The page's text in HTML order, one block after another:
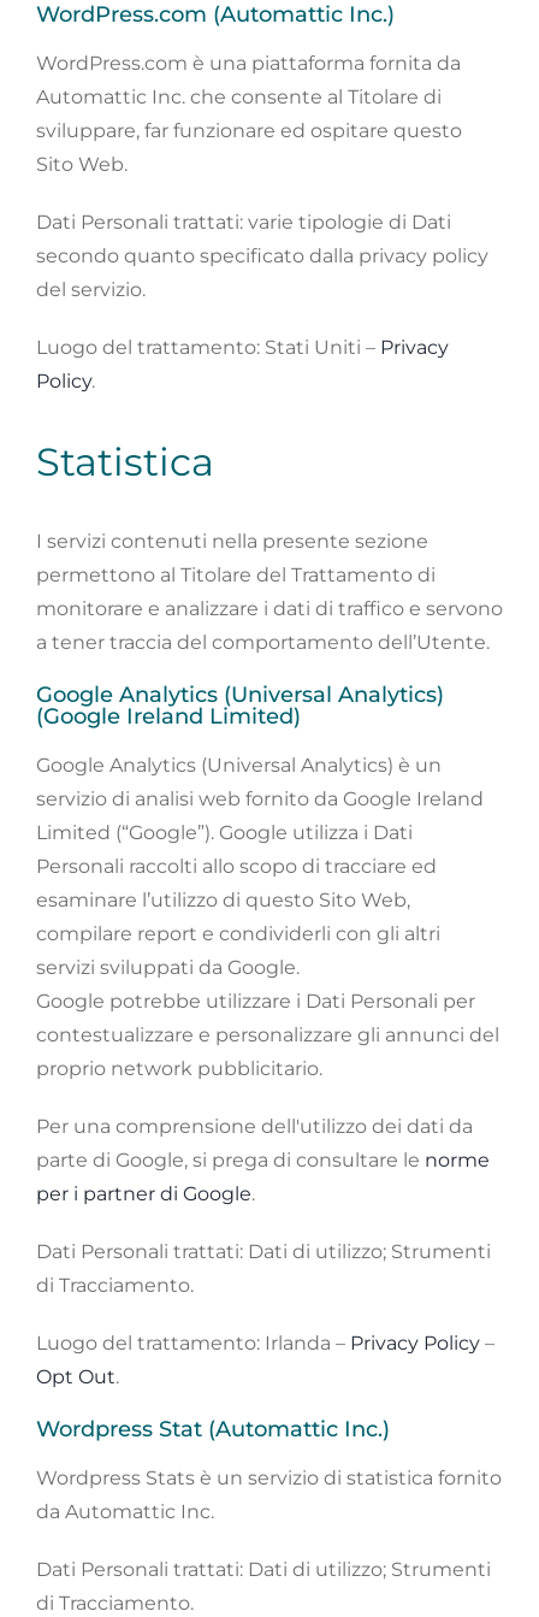
WordPress.com (Automattic Inc.)
WordPress.com è una piattaforma fornita da
Automattic Inc. che consente al Titolare di
sviluppare, far funzionare ed ospitare questo
Sito Web.
Dati Personali trattati: varie tipologie di Dati
secondo quanto specificato dalla privacy policy
del servizio.
Luogo del trattamento: Stati Uniti – Privacy
Policy.
Statistica
I servizi contenuti nella presente sezione
permettono al Titolare del Trattamento di
monitorare e analizzare i dati di traffico e servono
a tener traccia del comportamento dell’Utente.
Google Analytics (Universal Analytics)
(Google Ireland Limited)
Google Analytics (Universal Analytics) è un
servizio di analisi web fornito da Google Ireland
Limited (“Google”). Google utilizza i Dati
Personali raccolti allo scopo di tracciare ed
esaminare l’utilizzo di questo Sito Web,
compilare report e condividerli con gli altri
servizi sviluppati da Google.
Google potrebbe utilizzare i Dati Personali per
contestualizzare e personalizzare gli annunci del
proprio network pubblicitario.
Per una comprensione dell'utilizzo dei dati da
parte di Google, si prega di consultare le norme
per i partner di Google.
Dati Personali trattati: Dati di utilizzo; Strumenti
di Tracciamento.
Luogo del trattamento: Irlanda – Privacy Policy –
Opt Out.
Wordpress Stat (Automattic Inc.)
Wordpress Stats è un servizio di statistica fornito
da Automattic Inc.
Dati Personali trattati: Dati di utilizzo; Strumenti
di Tracciamento.